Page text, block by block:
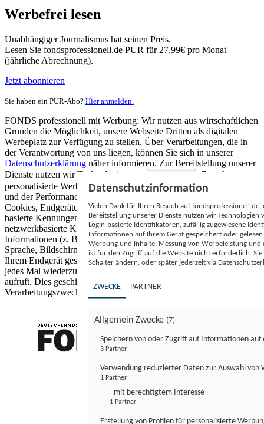
Werbefrei lesen
Unabhängiger Journalismus hat seinen Preis.
Lesen Sie fondsprofessionell.de PUR für 27,99€ pro Monat
(jährliche Abrechnung).
Jetzt abonnieren
Sie haben ein PUR-Abo? Hier anmelden.
FONDS professionell mit Werbung: Wir nutzen aus wirtschaftlichen
Gründen die Möglichkeit, unsere Webseite Dritten als digitalen
Werbeplatz zur Verfügung zu stellen. Über Verarbeitungen, die in
der Verantwortung von uns liegen, können Sie sich in unserer
Datenschutzerklärung näher informieren. Zur Bereitstellung unserer
Dienste nutzen wir Technologien von
Partnern (5)
. Zwecke:
personalisierte Werbung und Inhalte, Messung von Werbeleistung
und der Performance von Inhalten sowie Zielgruppenforschung.
Cookies, Endgeräte- oder ähnliche Online-Kennungen (z. B. login-
basierte Kennungen, zufällig generierte Kennungen,
netzwerkbasierte Kennungen) können zusammen mit anderen
Informationen (z. B. Browsertyp und Browserinformationen,
Sprache, Bildschirmgröße, unterstützte Technologien usw.) auf
Ihrem Endgerät gespeichert oder von dort ausgelesen werden, um es
jedes Mal wiederzuerkennen, wenn es eine App oder einer Webseite
aufruft. Dies geschieht für einen oder mehrere der hier aufgeführten
Verarbeitungszwecke.
Datenschutzinformation
Vielen Dank für Ihren Besuch auf
Bereitstellung unserer Dienste nutzen wir Technologien
Login-basierte Identifikatoren, zufällig zugewiesene
Informationen auf Ihrem Gerät gespeichert oder
Werbung und Inhalte, Messung von Werbeleistung
ist für den Zugriff auf die Website nicht erforderlich.
Schalter ändern, oder später jederzeit via
ZWECKE PARTNER
Allgemein Zwecke (7)
Speichern von oder Zugriff auf Informationen auf
3 Partner
Verwendung reduzierter Daten zur Auswahl von
1 Partner
- mit berechtigtem Interesse
1 Partner
Erstellung von Profilen für personalisierte
FONDS professionell